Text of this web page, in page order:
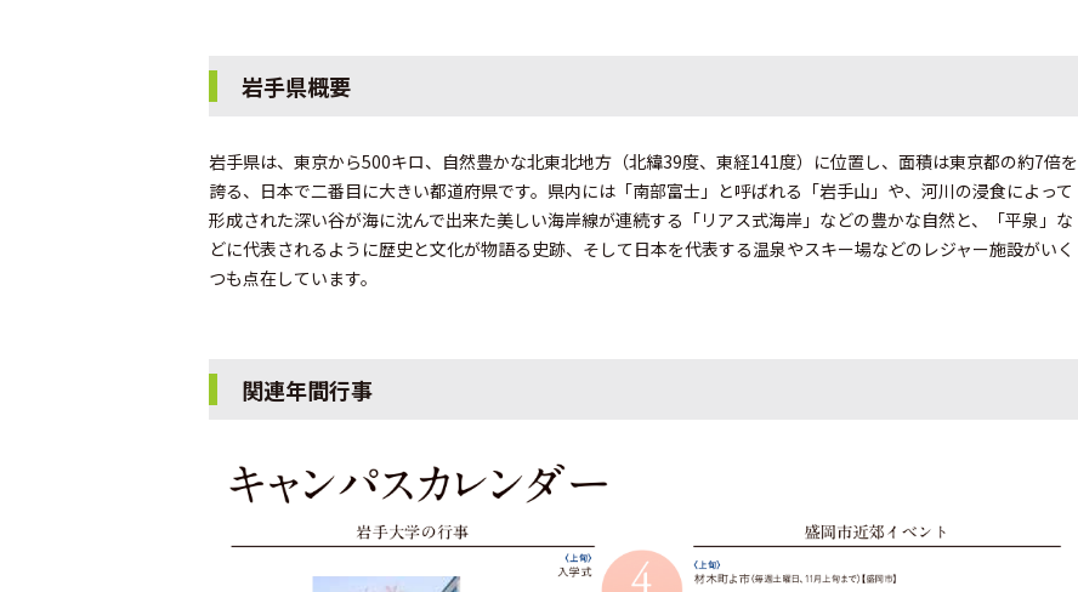
岩手県概要
岩手県は、東京から500キロ、自然豊かな北東北地方（北緯39度、東経141度）に位置し、面積は東京都の約7倍を
誇る、日本で二番目に大きい都道府県です。県内には「南部富士」と呼ばれる「岩手山」や、河川の浸食によって
形成された深い谷が海に沈んで出来た美しい海岸線が連続する「リアス式海岸」などの豊かな自然と、「平泉」な
どに代表されるように歴史と文化が物語る史跡、そして日本を代表する温泉やスキー場などのレジャー施設がいく
つも点在しています。
関連年間行事